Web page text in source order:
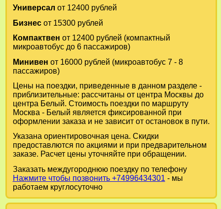
Универсал от 12400 рублей
Бизнесот 15300 рублей
Компактвен от 12400 рублей (компактный
микроавтобус до 6 пассажиров)
Минивен от 16000 рублей (микроавтобус 7 - 8
пассажиров)
Цены на поездки, приведенные в данном разделе -
приблизительные: рассчитаны от центра Москвы до
центра Белый. Стоимость поездки по маршруту
Москва - Белый является фиксированной при
оформлении заказа и не зависит от остановок в пути.
Указана ориентировочная цена. Скидки
предоставлются по акциями и при предварительном
заказе. Расчет цены уточняйте при обращении.
Заказать междугороднюю поездку по телефону
Нажмите чтобы позвонить +74996434301 - мы
работаем круглосуточно